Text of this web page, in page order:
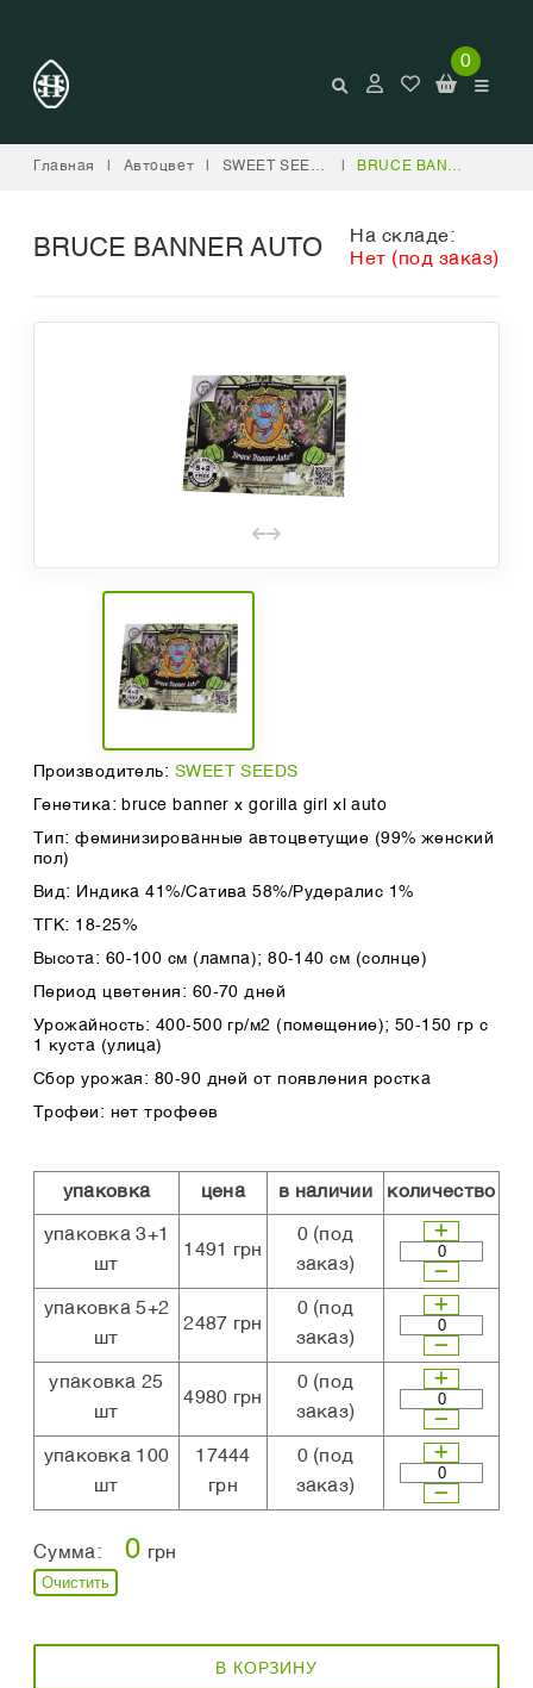
0
Главная Автоцвет SWEET SEEDS BRUCE BANNER AUTO
BRUCE BANNER AUTO
На складе:
Нет (под заказ)
Производитель: SWEET SEEDS
Генетика: bruce banner x gorilla girl xl auto
Тип: феминизированные автоцветущие (99% женский
пол)
Вид: Индика 41%/Сатива 58%/Рудералис 1%
ТГК: 18-25%
Высота: 60-100 см (лампа); 80-140 см (солнце)
Период цветения: 60-70 дней
Урожайность: 400-500 гр/м2 (помещение); 50-150 гр с
1 куста (улица)
Сбор урожая: 80-90 дней от появления ростка
Трофеи: нет трофеев
упаковка цена в наличии количество
упаковка 3+1
шт
1491 грн
0(под
заказ)
упаковка 5+2
шт
2487 грн
0(под
заказ)
упаковка 25
шт
4980 грн
0(под
заказ)
упаковка 100
шт
17444
грн
0(под
заказ)
Сумма: 0 грн
Очистить
В КОРЗИНУ